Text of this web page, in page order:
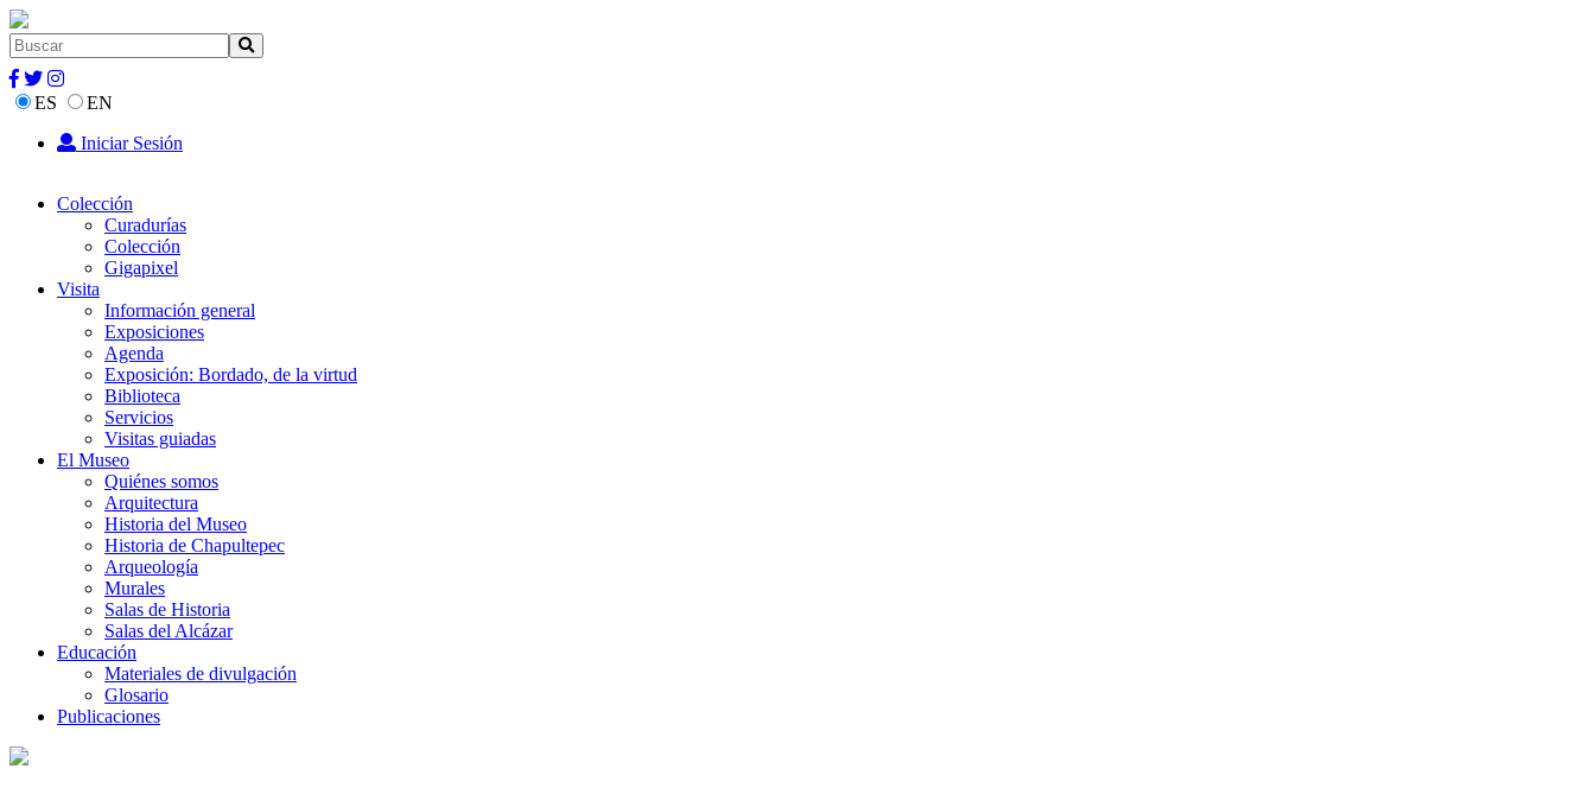
ES
EN
Iniciar Sesión
Colección
Curadurías
Colección
Gigapixel
Visita
Información general
Exposiciones
Agenda
Exposición: Bordado, de la virtud
Biblioteca
Servicios
Visitas guiadas
El Museo
Quiénes somos
Arquitectura
Historia del Museo
Historia de Chapultepec
Arqueología
Murales
Salas de Historia
Salas del Alcázar
Educación
Materiales de divulgación
Glosario
Publicaciones